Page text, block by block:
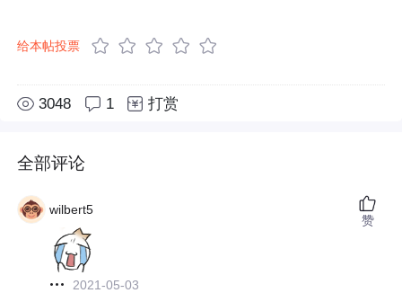
给本帖投票
3048 1 打赏
全部评论
wilbert5
2021-05-03
赞